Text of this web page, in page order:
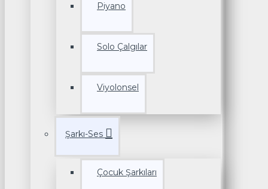
Piyano
Solo Çalgılar
Viyolonsel
Şarkı-Ses
Çocuk Şarkıları